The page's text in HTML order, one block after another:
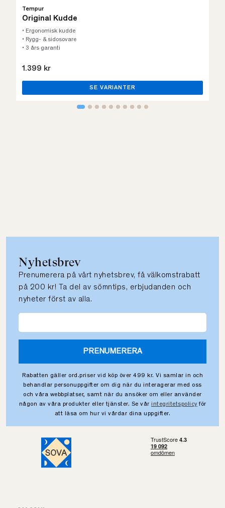
Tempur
Original Kudde
• Ergonomisk kudde
• Rygg- & sidosovare
• 3 års garanti
1.399 kr
SE VARIANTER
Nyhetsbrev
Prenumerera på vårt nyhetsbrev, få välkomstrabatt
på 200 kr! Ta del av sömntips, erbjudanden och
nyheter först av alla.
PRENUMERERA
Rabatten gäller ord.priser vid köp över 499 kr. Vi samlar in och
behandlar personuppgifter om dig när du interagerar med oss
och våra webbplatser, samt när du ansöker om eller använder
någon av våra produkter eller tjänster. Se vår integritetspolicy för
att läsa om hur vi vårdar dina uppgifter.